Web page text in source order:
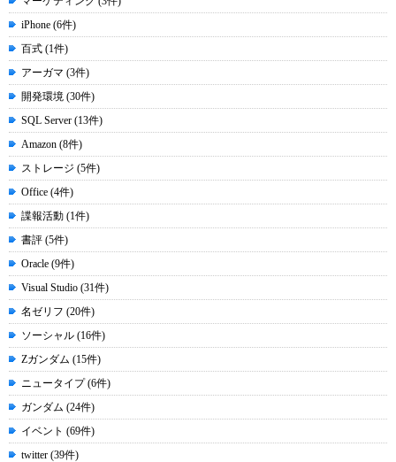
iPhone (6件)
百式 (1件)
アーガマ (3件)
開発環境 (30件)
SQL Server (13件)
Amazon (8件)
ストレージ (5件)
Office (4件)
諜報活動 (1件)
書評 (5件)
Oracle (9件)
Visual Studio (31件)
名ゼリフ (20件)
ソーシャル (16件)
Zガンダム (15件)
ニュータイプ (6件)
ガンダム (24件)
イベント (69件)
twitter (39件)